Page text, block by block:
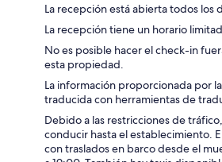
La recepción está abierta todos los
La recepción tiene un horario
No es posible hacer el check-in
esta propiedad.
La información proporcionada por
traducida con herramientas de
Debido a las restricciones de
conducir hasta el establecimiento.
con traslados en barco desde el